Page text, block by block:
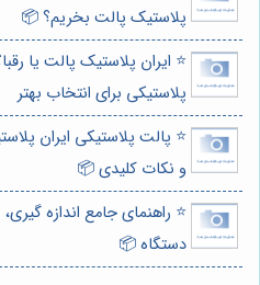
پلاستیک پالت بخریم؟ 📦
⭐️ ایران پلاستیک پالت یا
پلاستیکی برای انتخاب بهتر
⭐️ پالت پلاستیکی ایران
و نکات کلیدی 📦
⭐️ راهنمای جامع اندازه
دستگاه 📦